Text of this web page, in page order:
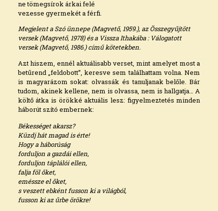
ne tömegsírok árkai felé
vezesse gyermekét a férfi.
Megjelent a Szó ünnepe (Magvető, 1959.), az Összegyűjtött
versek (Magvető, 1978) és a Vissza Ithakába : Válogatott
versek (Magvető, 1986.) című kötetekben.
Azt hiszem, ennél aktuálisabb verset, mint amelyet most a
betűrend „feldobott”, keresve sem találhattam volna. Nem
is magyarázom sokat: olvassák és tanuljanak belőle. Bár
tudom, akinek kellene, nem is olvassa, nem is hallgatja… A
költő átka is örökké aktuális lesz: figyelmeztetés minden
háborút szító embernek:
Békességet akarsz?
Küzdj hát magad is érte!
Hogy a háborúság
forduljon a gazdái ellen,
forduljon táplálói ellen,
falja föl őket,
eméssze el őket,
s veszett ebként fusson ki a világból,
fusson ki az űrbe örökre!